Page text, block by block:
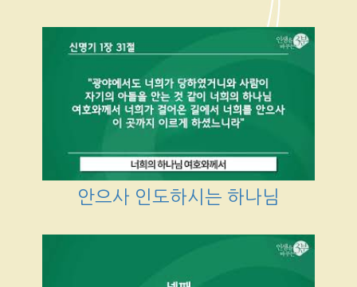
안으사 인도하시는 하나님